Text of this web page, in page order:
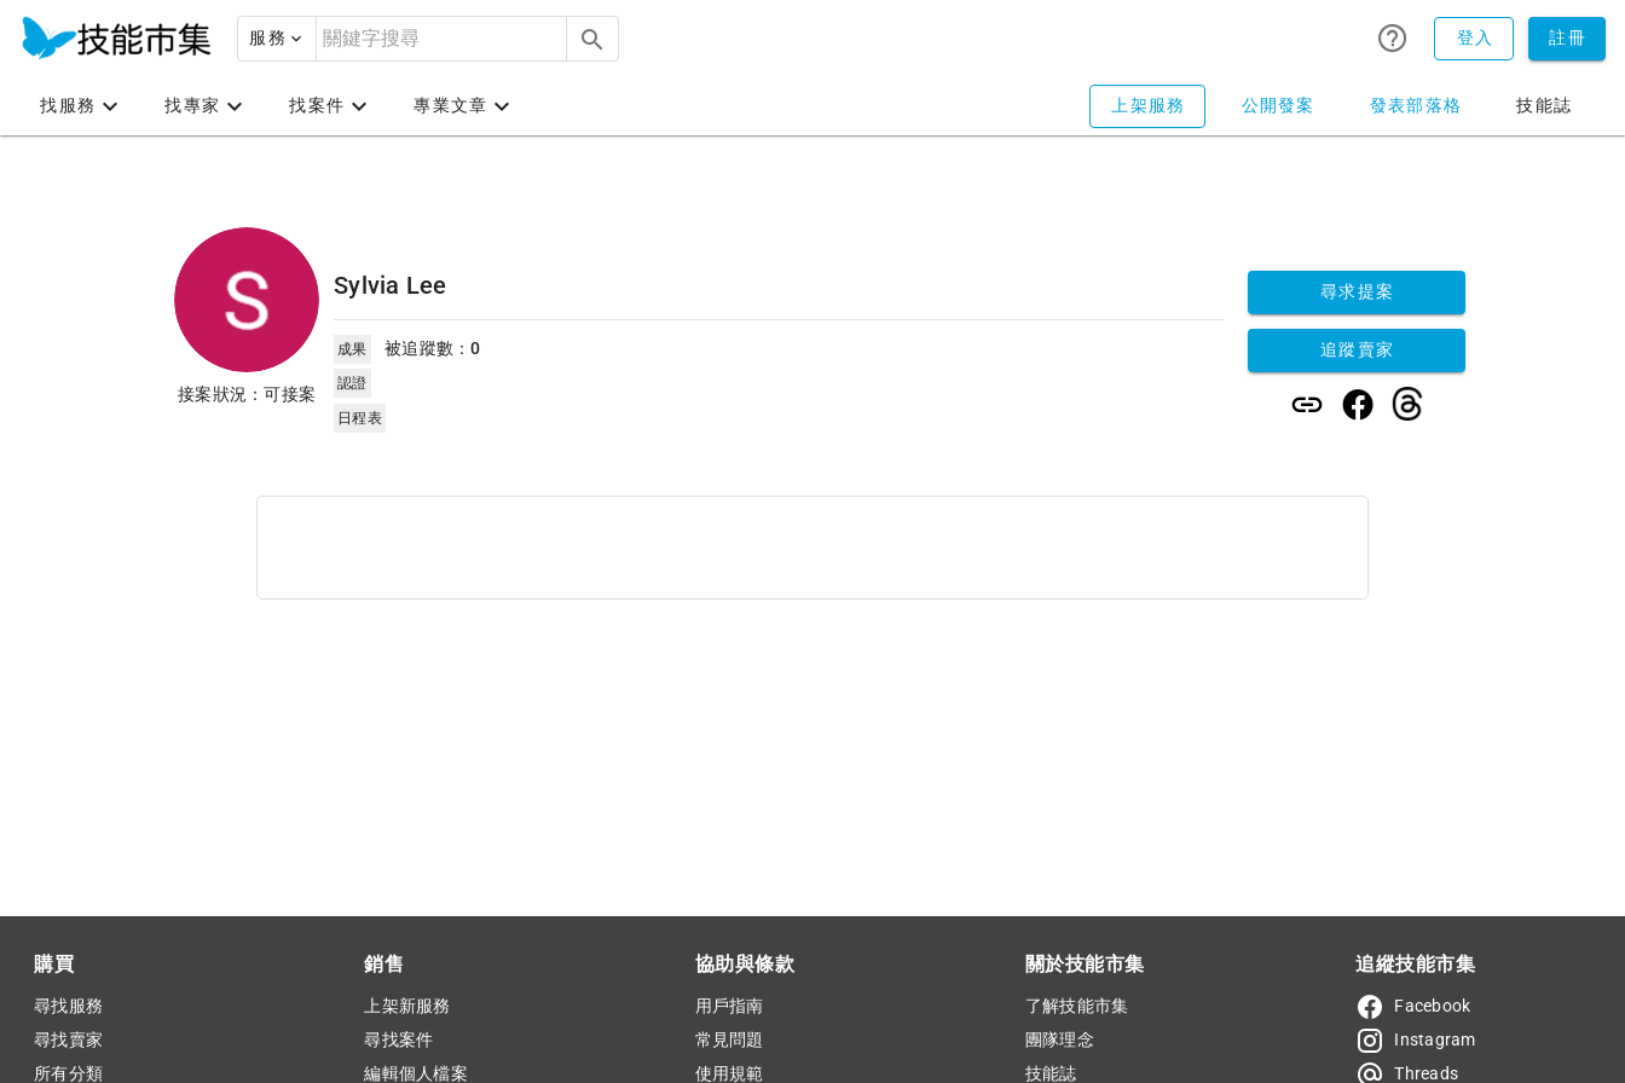
服務 登入 註冊
找服務 找專家 找案件 專業文章 上架服務 公開發案 發表部落格 技能誌
接案狀況：可接案
Sylvia Lee
成果 被追蹤數：0
認證
日程表
尋求提案
追蹤賣家
購買
尋找服務
尋找賣家
所有分類
銷售
上架新服務
尋找案件
編輯個人檔案
協助與條款
用戶指南
常見問題
使用規範
關於技能市集
了解技能市集
團隊理念
技能誌
追縱技能市集
Facebook
Instagram
Threads